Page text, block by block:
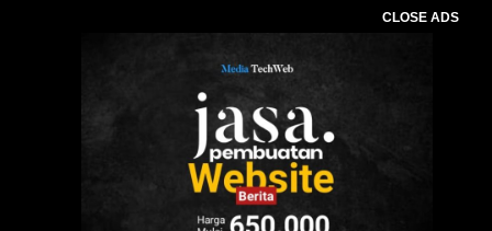
CLOSE ADS